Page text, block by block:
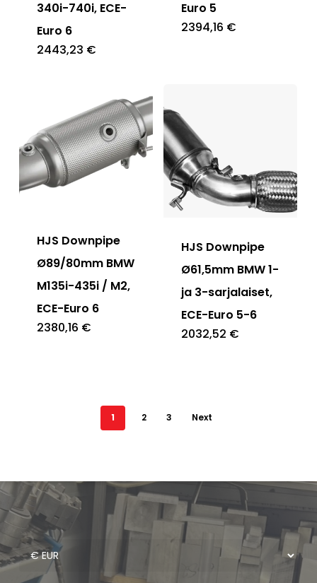
340i-740i, ECE-
Euro 6
2443,23 €
Euro 5
2394,16 €
HJS Downpipe
Ø89/80mm BMW
M135i-435i / M2,
ECE-Euro 6
2380,16 €
HJS Downpipe
Ø61,5mm BMW 1-
ja 3-sarjalaiset,
ECE-Euro 5-6
2032,52 €
1 2 3 Next